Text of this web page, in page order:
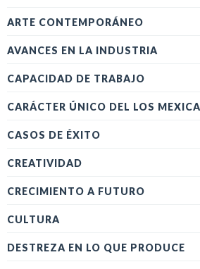
ARTE CONTEMPORÁNEO
AVANCES EN LA INDUSTRIA
CAPACIDAD DE TRABAJO
CARÁCTER ÚNICO DEL LOS
CASOS DE ÉXITO
CREATIVIDAD
CRECIMIENTO A FUTURO
CULTURA
DESTREZA EN LO QUE PRODUCE